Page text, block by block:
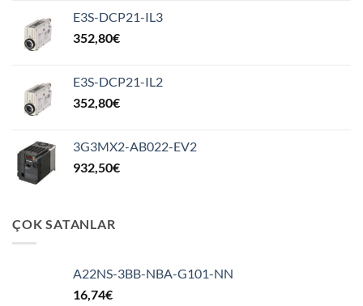
E3S-DCP21-IL3
352,80€
E3S-DCP21-IL2
352,80€
3G3MX2-AB022-EV2
932,50€
ÇOK SATANLAR
A22NS-3BB-NBA-G101-NN
16,74€